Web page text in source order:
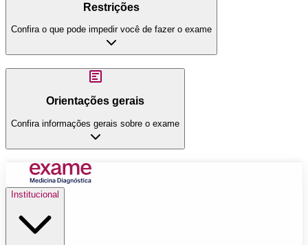
Restrições
Confira o que pode impedir você de fazer o exame
Orientações gerais
Confira informações gerais sobre o exame
Institucional